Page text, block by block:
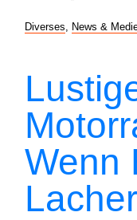
Diverses News &
Wenn